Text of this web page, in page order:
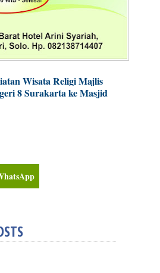
Wisata Religi Majlis
8 Surakarta ke Masjid